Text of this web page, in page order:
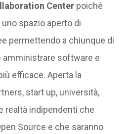
Center poiché
spazio aperto di
permettendo a chiunque di
amministrare software e
efficace. Aperta la
start up, università,
realtà indipendenti che
Source e che saranno